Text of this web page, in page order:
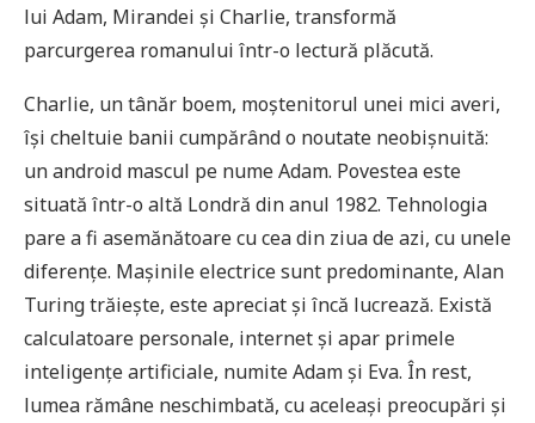
lui Adam, Mirandei și Charlie, transformă
parcurgerea romanului într-o lectură plăcută.
Charlie, un tânăr boem, moștenitorul unei mici averi,
își cheltuie banii cumpărând o noutate neobișnuită:
un android mascul pe nume Adam. Povestea este
situată într-o altă Londră din anul 1982. Tehnologia
pare a fi asemănătoare cu cea din ziua de azi, cu unele
diferențe. Mașinile electrice sunt predominante, Alan
Turing trăiește, este apreciat și încă lucrează. Există
calculatoare personale, internet și apar primele
inteligențe artificiale, numite Adam și Eva. În rest,
lumea rămâne neschimbată, cu aceleași preocupări și